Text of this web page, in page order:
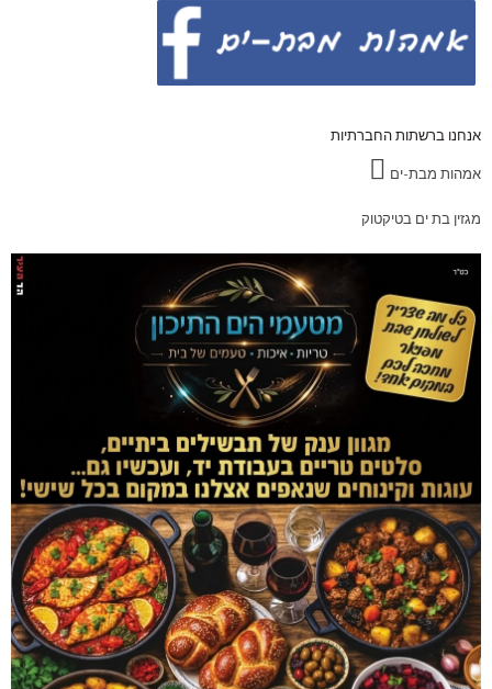
אנחנו ברשתות החברתיות
אמהות מבת-ים
מגזין בת ים בטיקטוק